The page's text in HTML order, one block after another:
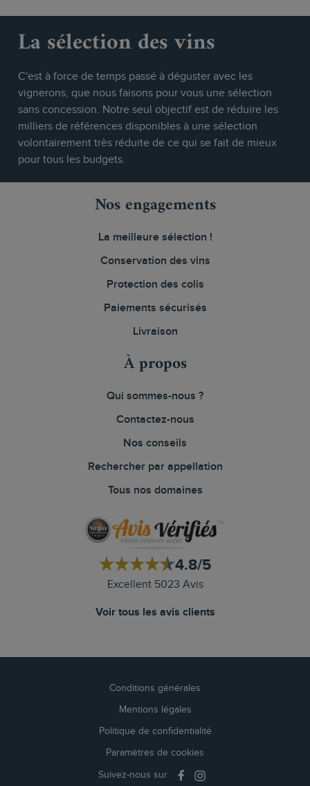
La sélection des vins
C'est à force de temps passé à déguster avec les
vignerons, que nous faisons pour vous une sélection
sans concession. Notre seul objectif est de réduire les
milliers de références disponibles à une sélection
volontairement très réduite de ce qui se fait de mieux
pour tous les budgets.
Nos engagements
La meilleure sélection !
Conservation des vins
Protection des colis
Paiements sécurisés
Livraison
À propos
Qui sommes-nous ?
Contactez-nous
Nos conseils
Rechercher par appellation
Tous nos domaines
4.8/5
Excellent 5023 Avis
Voir tous les avis clients
Conditions générales
Mentions légales
Politique de confidentialité
Paramètres de cookies
Suivez-nous sur